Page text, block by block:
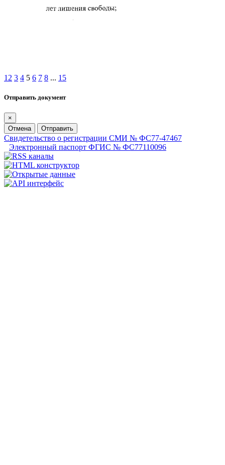
1 2 3 4 5 6 7 8 ... 15
Отправить документ
×
Отмена
Отправить
Свидетельство о регистрации СМИ № ФС77-47467
Электронный паспорт ФГИС № ФС77110096